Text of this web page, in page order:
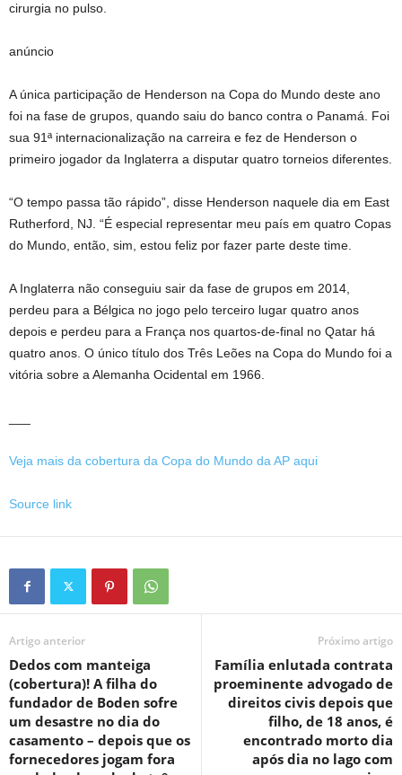
cirurgia no pulso.
anúncio
A única participação de Henderson na Copa do Mundo deste ano
foi na fase de grupos, quando saiu do banco contra o Panamá. Foi
sua 91ª internacionalização na carreira e fez de Henderson o
primeiro jogador da Inglaterra a disputar quatro torneios diferentes.
“O tempo passa tão rápido”, disse Henderson naquele dia em East
Rutherford, NJ. “É especial representar meu país em quatro Copas
do Mundo, então, sim, estou feliz por fazer parte deste time.
A Inglaterra não conseguiu sair da fase de grupos em 2014,
perdeu para a Bélgica no jogo pelo terceiro lugar quatro anos
depois e perdeu para a França nos quartos-de-final no Qatar há
quatro anos. O único título dos Três Leões na Copa do Mundo foi a
vitória sobre a Alemanha Ocidental em 1966.
Veja mais da cobertura da Copa do Mundo da AP aqui
Source link
Artigo anterior
Dedos com manteiga
(cobertura)! A filha do
fundador de Boden sofre
um desastre no dia do
casamento – depois que os
fornecedores jogam fora
Próximo artigo
Família enlutada contrata
proeminente advogado de
direitos civis depois que
filho, de 18 anos, é
encontrado morto dia
após dia no lago com